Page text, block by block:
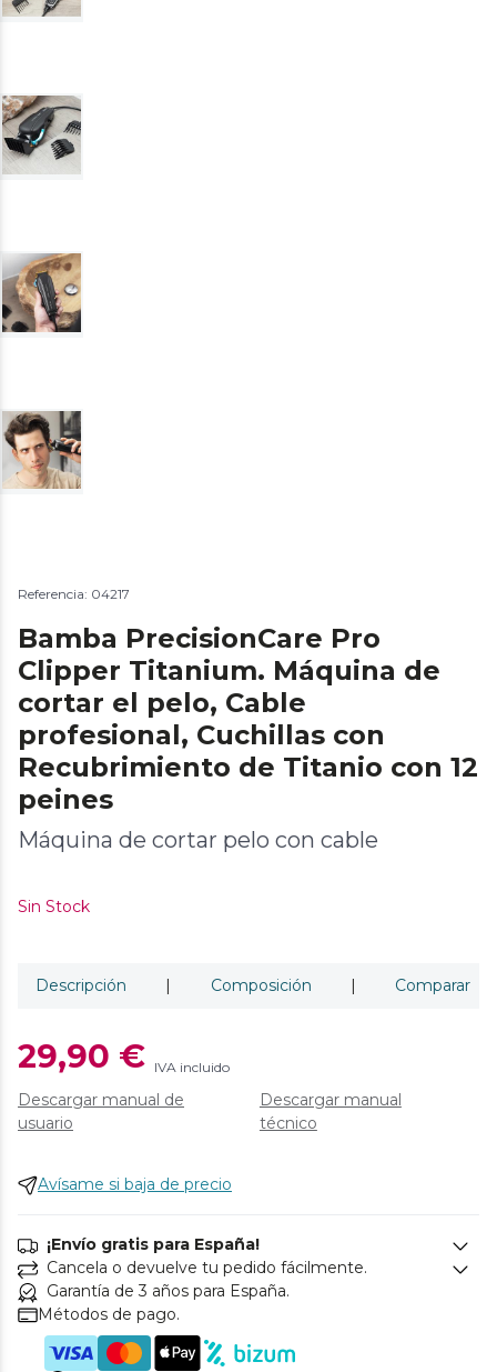
Referencia: 04217
Bamba PrecisionCare Pro
Clipper Titanium. Máquina de
cortar el pelo, Cable
profesional, Cuchillas con
Recubrimiento de Titanio con 12
peines
Máquina de cortar pelo con cable
Sin Stock
Descripción | Composición | Comparar
29,90 € IVA incluido
Descargar manual de
usuario
Descargar manual
técnico
Avísame si baja de precio
¡Envío gratis para España!
Cancela o devuelve tu pedido fácilmente.
Garantía de 3 años para España.
Métodos de pago.